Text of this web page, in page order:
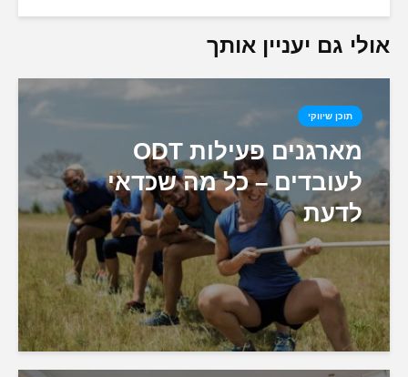
אולי גם יעניין אותך
תוכן שיווקי
מארגנים פעילות ODT
לעובדים – כל מה שכדאי
לדעת